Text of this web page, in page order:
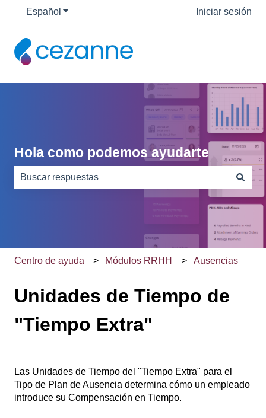
Español Traducciones de Mostrar submenú deIniciar sesión
Hola como podemos ayudarte
No hay sugerencias porque el campo de búsqueda
Centro de ayuda Módulos RRHH Ausencias
Unidades de Tiempo de
"Tiempo Extra"
Las Unidades de Tiempo del "Tiempo Extra" para el
Tipo de Plan de Ausencia determina cómo un empleado
introduce su Compensación en Tiempo.